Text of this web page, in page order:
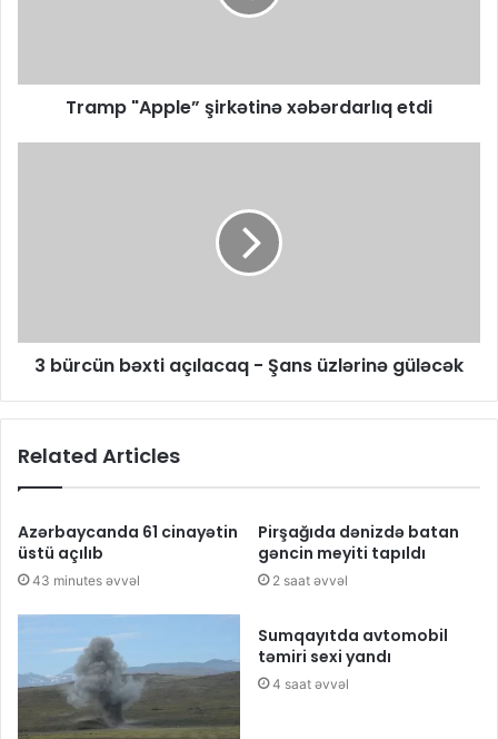
Tramp "Apple” şirkətinə xəbərdarlıq etdi
3 bürcün bəxti açılacaq - Şans üzlərinə güləcək
Related Articles
Azərbaycanda 61 cinayətin
üstü açılıb
43 minutes əvvəl
Pirşağıda dənizdə batan
gəncin meyiti tapıldı
2 saat əvvəl
Sumqayıtda avtomobil
təmiri sexi yandı
4 saat əvvəl